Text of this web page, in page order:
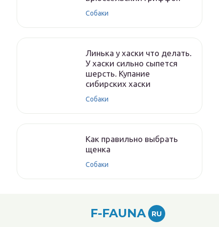
Собаки
Линька у хаски что делать.
У хаски сильно сыпется
шерсть. Купание
сибирских хаски
Собаки
Как правильно выбрать
щенка
Собаки
F-FAUNA RU